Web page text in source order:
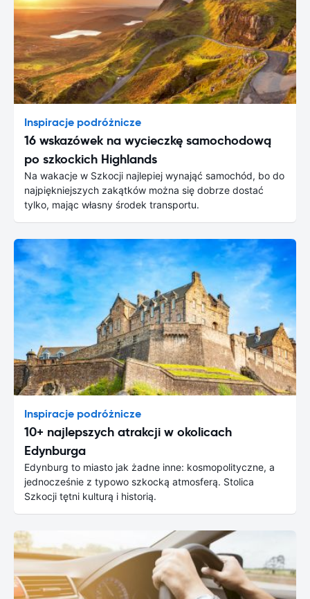
Inspiracje podróżnicze
16 wskazówek na wycieczkę samochodową
po szkockich Highlands
Na wakacje w Szkocji najlepiej wynająć samochód, bo do
najpiękniejszych zakątków można się dobrze dostać
tylko, mając własny środek transportu.
Inspiracje podróżnicze
10+ najlepszych atrakcji w okolicach
Edynburga
Edynburg to miasto jak żadne inne: kosmopolityczne, a
jednocześnie z typowo szkocką atmosferą. Stolica
Szkocji tętni kulturą i historią.